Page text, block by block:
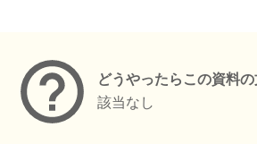
どうやったらこの資料
該当なし